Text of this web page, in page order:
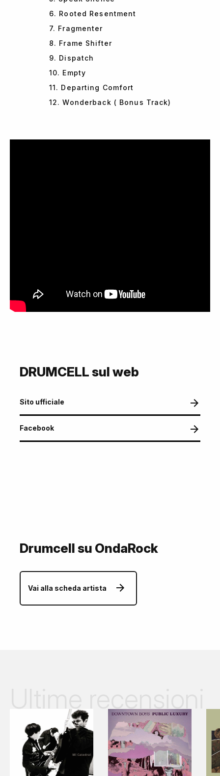
6. Rooted Resentment
7. Fragmenter
8. Frame Shifter
9. Dispatch
10. Empty
11. Departing Comfort
12. Wonderback ( Bonus Track)
DRUMCELL sul web
Sito ufficiale
Facebook
Drumcell su OndaRock
Vai alla scheda artista